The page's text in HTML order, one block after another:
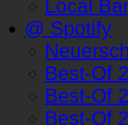
Local
@ Spotify
Best-Of
Best-Of
Best-Of